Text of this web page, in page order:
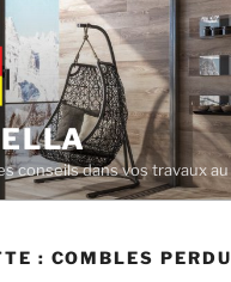
conseils dans vos travaux
: COMBLES